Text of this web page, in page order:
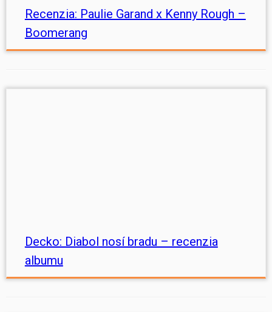
Recenzia: Paulie Garand x Kenny Rough –
Boomerang
Decko: Diabol nosí bradu – recenzia
albumu